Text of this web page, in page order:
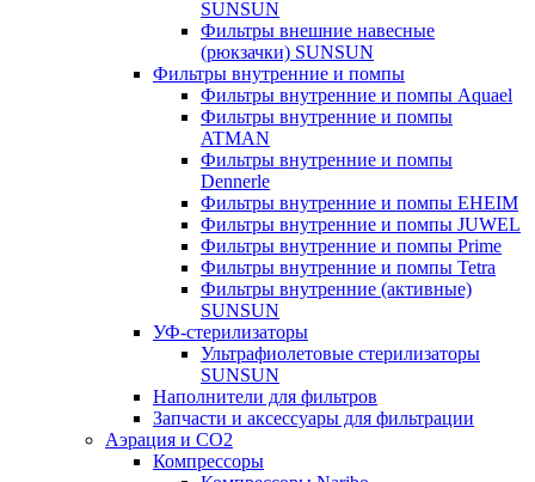
SUNSUN
Фильтры внешние навесные
(рюкзачки) SUNSUN
Фильтры внутренние и помпы
Фильтры внутренние и помпы Aquael
Фильтры внутренние и помпы
ATMAN
Фильтры внутренние и помпы
Dennerle
Фильтры внутренние и помпы EHEIM
Фильтры внутренние и помпы JUWEL
Фильтры внутренние и помпы Prime
Фильтры внутренние и помпы Tetra
Фильтры внутренние (активные)
SUNSUN
УФ-стерилизаторы
Ультрафиолетовые стерилизаторы
SUNSUN
Наполнители для фильтров
Запчасти и аксессуары для фильтрации
Аэрация и CO2
Компрессоры